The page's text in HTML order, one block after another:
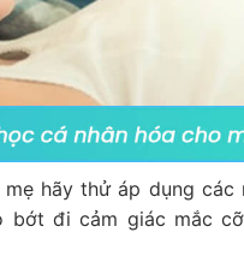
hãy thử áp dụng
bớt đi cảm giác mắc